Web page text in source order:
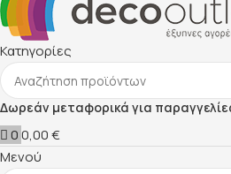
Κατηγορίες
Δωρεάν μεταφορικά για
00,00€
Μενού